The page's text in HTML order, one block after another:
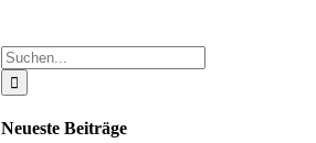
Suche
nach:
Neueste Beiträge